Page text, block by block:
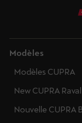
Modèles
Modèles CUPRA
New CUPRA
Nouvelle CUPRA